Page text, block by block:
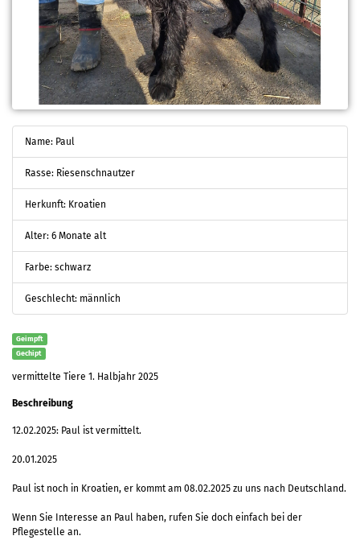
Name: Paul
Rasse: Riesenschnautzer
Herkunft: Kroatien
Alter: 6 Monate alt
Farbe: schwarz
Geschlecht: männlich
Geimpft
Gechipt
vermittelte Tiere 1. Halbjahr 2025
Beschreibung
12.02.2025: Paul ist vermittelt.
20.01.2025
Paul ist noch in Kroatien, er kommt am 08.02.2025 zu uns nach Deutschland.
Wenn Sie Interesse an Paul haben, rufen Sie doch einfach bei der
Pflegestelle an.